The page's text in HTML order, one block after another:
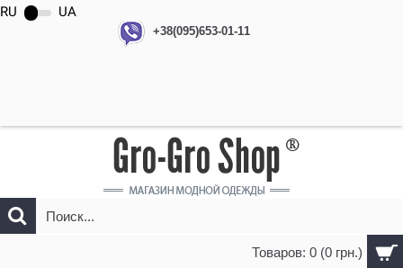
+38(095)653-01-11
RU UA
Товаров: 0 (0 грн.)